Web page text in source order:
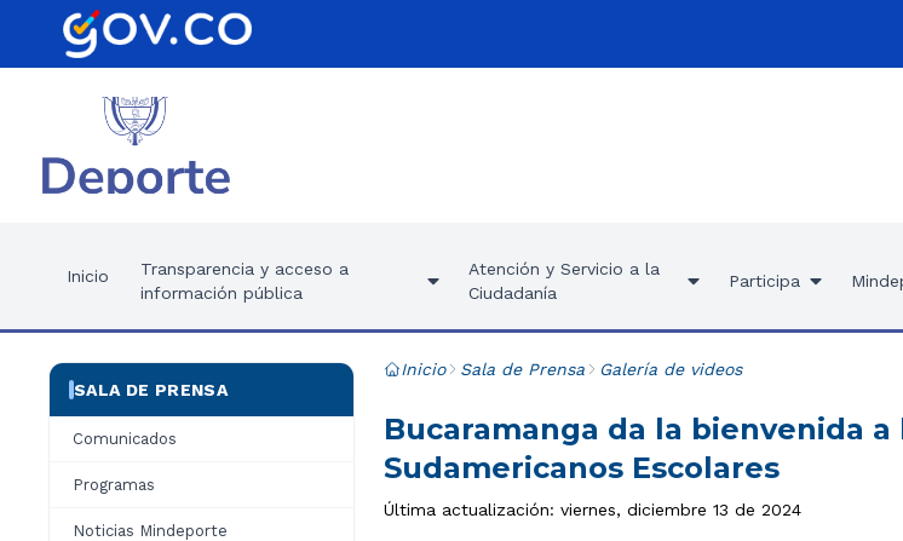
Inicio
Transparencia y acceso a
información pública
Atención y Servicio a la
Ciudadanía
Participa
SALA DE PRENSA
Comunicados
Programas
Noticias Mindeporte
Inicio Sala de Prensa Galería de videos
Bucaramanga da la bienvenida a
Sudamericanos Escolares
Última actualización: viernes, diciembre 13 de 2024